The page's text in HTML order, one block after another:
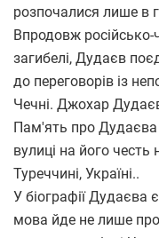
розпочалися лише в
Впродовж
загибелі, Дудаєв
до переговорів із
Чечні. Джохар
Пам'ять про Дудаєва
вулиці на його честь
Туреччині, Україні..
У біографії Дудаєва є
мова йде не лише про